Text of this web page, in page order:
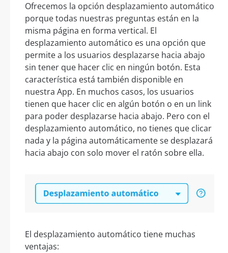
Ofrecemos la opción desplazamiento automático
porque todas nuestras preguntas están en la
misma página en forma vertical. El
desplazamiento automático es una opción que
permite a los usuarios desplazarse hacia abajo
sin tener que hacer clic en ningún botón. Esta
característica está también disponible en
nuestra App. En muchos casos, los usuarios
tienen que hacer clic en algún botón o en un link
para poder desplazarse hacia abajo. Pero con el
desplazamiento automático, no tienes que clicar
nada y la página automáticamente se desplazará
hacia abajo con solo mover el ratón sobre ella.
El desplazamiento automático tiene muchas
ventajas: